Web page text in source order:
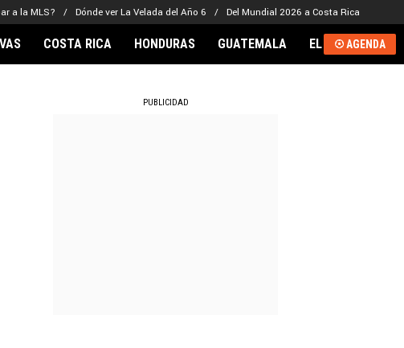
a la MLS? Dónde ver La Velada del Año 6 Del Mundial 2026 a Costa Rica
COSTA RICA HONDURAS GUATEMALA EL SALVADOR
AGENDA
PUBLICIDAD